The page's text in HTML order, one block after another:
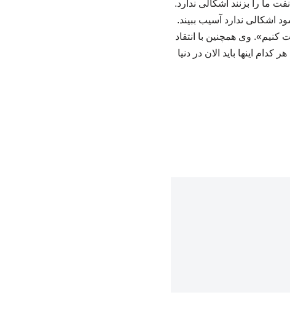
ما را بزنند اشکالی ندارد.
ندارد آسیب ببیند.
وی همچنین با انتقاد
اینها باید الان در دنیا